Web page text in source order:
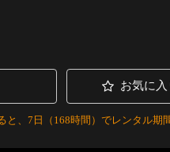
お気に
、7日（168時間）でレンタル期